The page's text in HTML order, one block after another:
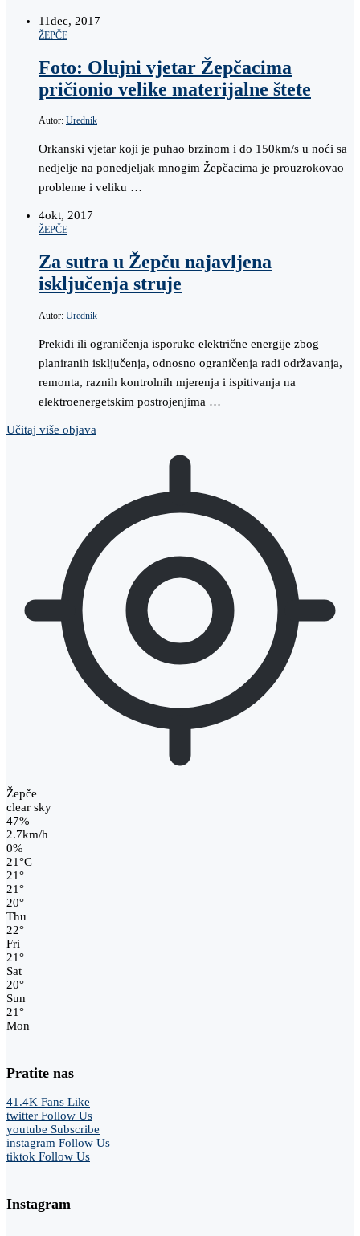
11dec, 2017
ŽEPČE
Foto: Olujni vjetar Žepčacima
pričionio velike materijalne štete
Autor: Urednik
Orkanski vjetar koji je puhao brzinom i do 150km/s u noći sa
nedjelje na ponedjeljak mnogim Žepčacima je prouzrokovao
probleme i veliku …
4okt, 2017
ŽEPČE
Za sutra u Žepču najavljena
isključenja struje
Autor: Urednik
Prekidi ili ograničenja isporuke električne energije zbog
planiranih isključenja, odnosno ograničenja radi održavanja,
remonta, raznih kontrolnih mjerenja i ispitivanja na
elektroenergetskim postrojenjima …
Učitaj više objava
Žepče
clear sky
47%
2.7km/h
0%
21°C
21°
21°
20°
Thu
22°
Fri
21°
Sat
20°
Sun
21°
Mon
Pratite nas
41.4K Fans Like
twitter Follow Us
youtube Subscribe
instagram Follow Us
tiktok Follow Us
Instagram